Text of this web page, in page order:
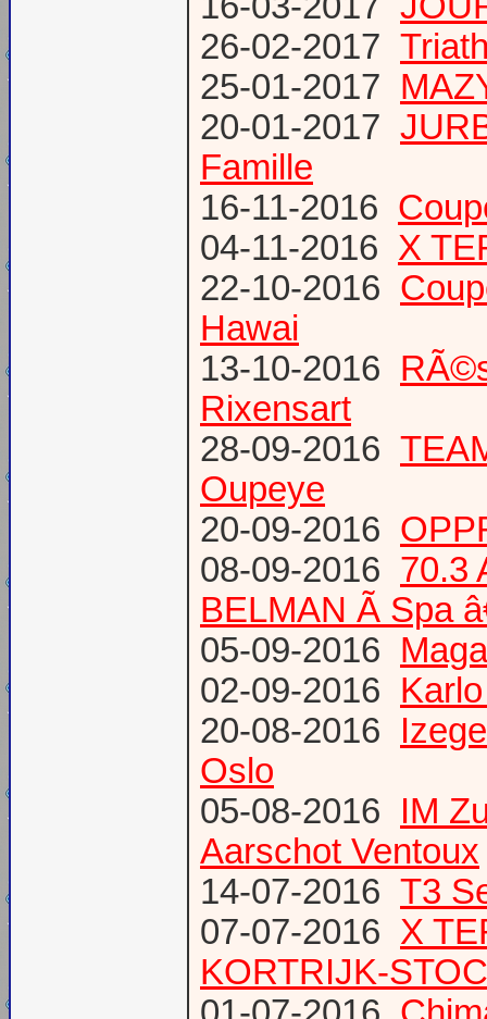
26-02-2017
25-01-2017
20-01-2017
Famille
16-11-2016
04-11-2016 X
22-10-2016
Hawai
13-10-2016
Rixensart
28-09-2016
Oupeye
20-09-2016
08-09-2016 70.3
BELMAN Ã Spa
05-09-2016
02-09-2016
20-08-2016
Oslo
05-08-2016 IM
Aarschot Ventoux
14-07-2016 T3
07-07-2016 X
KORTRIJK-